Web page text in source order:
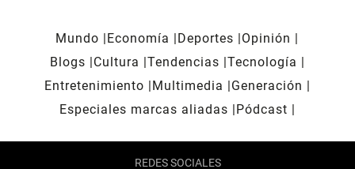
Mundo Economía Deportes
Opinión
Blogs
Cultura Tendencias Tecnología
Entretenimiento
Multimedia
Generación
Especiales marcas aliadas
Pódcast
REDES SOCIALES